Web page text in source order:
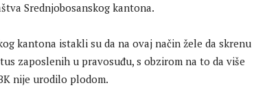
Srednjobosanskog kantona.
kantona istakli su da na ovaj način žele da skrenu
zaposlenih u pravosuđu, s obzirom na to da više
nije urodilo plodom.